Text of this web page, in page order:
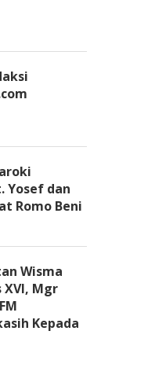
Yosef dan
Romo Beni
Wisma
Mgr
Kepada